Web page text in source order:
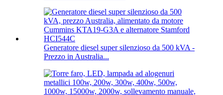
Generatore diesel super silenzioso da 500 kVA -
Prezzo in Australia...